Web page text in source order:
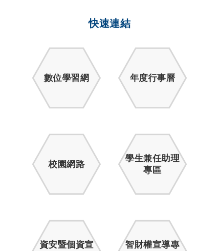
快速連結
數位學習網 年度行事曆
校園網路
學生兼任助理
專區
資安暨個資宣
智財權宣導專